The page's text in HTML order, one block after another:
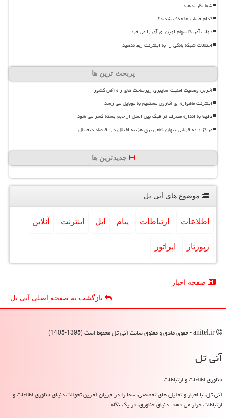
شما نظر بدهید
کدام حساب ها حذف شدند؟
دولت آمریکا سهام اوپن ای آی را می خرد
اختلالات شبکه بانکی را به اینترنت ربط ندهید
پربحث ترین ها
آخرین وضعیت امنیت سایبری زیرساخت های راه آهن کشور
اینترنت ماهواره ای آمازون مستقیم به موبایل می رسد
دقیقا به اندازه مصرف ترافیک بین الملل از حجم بسته کسر می شود
مراکز داده قربانی پنهان قطعی برق هزینه اختلال در اقتصاد دیجیتال
جدیدترین ها
موضوع های آنی تل
اطلاعات ارتباطات پیام اپل اینترنت آنلاین
رپورتاژ اپراتور
صفحه اخبار
بازگشت به صفحه اصلی آنی تل
آنی تل
فناوری اطلاعات و ارتباطات
آنی تل، با اخبار و تحلیل های تخصصی، شما را در جریان آخرین تحولات دنیای فناوری اطلاعات و
ارتباطات قرار می دهد. دنیای فناوری، در یک نگاه